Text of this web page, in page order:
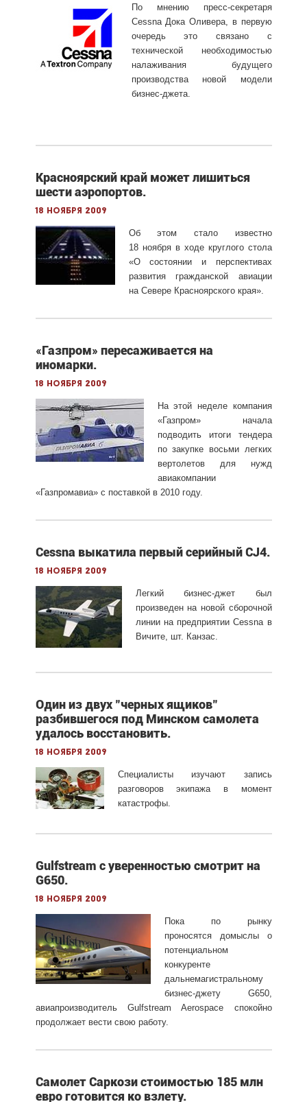
По мнению пресс-секретаря
Cessna Дока Оливера, в первую
очередь это связано с
технической необходимостью
налаживания будущего
производства новой модели
бизнес-джета.
Красноярский край может лишиться
шести аэропортов.
18 ноября 2009
Об этом стало известно
18 ноября в ходе круглого стола
«О состоянии и перспективах
развития гражданской авиации
на Севере Красноярского края».
«Газпром» пересаживается на
иномарки.
18 ноября 2009
На этой неделе компания
«Газпром» начала
подводить итоги тендера
по закупке восьми легких
вертолетов для нужд
авиакомпании
«Газпромавиа» с поставкой в 2010 году.
Cessna выкатила первый серийный CJ4.
18 ноября 2009
Легкий бизнес-джет был
произведен на новой сборочной
линии на предприятии Cessna в
Вичите, шт. Канзас.
Один из двух "черных ящиков"
разбившегося под Минском самолета
удалось восстановить.
18 ноября 2009
Специалисты изучают запись
разговоров экипажа в момент
катастрофы.
Gulfstream с уверенностью смотрит на
G650.
18 ноября 2009
Пока по рынку
проносятся домыслы о
потенциальном
конкуренте
дальнемагистральному
бизнес-джету G650,
авиапроизводитель Gulfstream Aerospace спокойно
продолжает вести свою работу.
Самолет Саркози стоимостью 185 млн
евро готовится ко взлету.